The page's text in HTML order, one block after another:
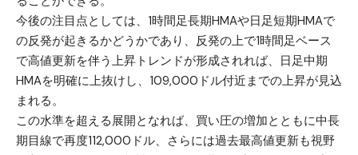
今後の注目点としては、1時間足長期HMAや日足短期HMAで
の反発が起きるかどうかであり、反発の上で1時間足ベース
で高値更新を伴う上昇トレンドが形成されれば、日足中期
HMAを明確に上抜けし、109,000ドル付近までの上昇が見込
まれる。
この水準を超える展開となれば、買い圧の増加とともに中長
期目線で再度112,000ドル、さらには過去最高値更新も視野